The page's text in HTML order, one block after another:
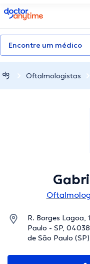
doctoranytime
Encontre um médico
Oftalmologistas
R. Borges Lagoa,
Paulo - SP,
de São Paulo (SP)